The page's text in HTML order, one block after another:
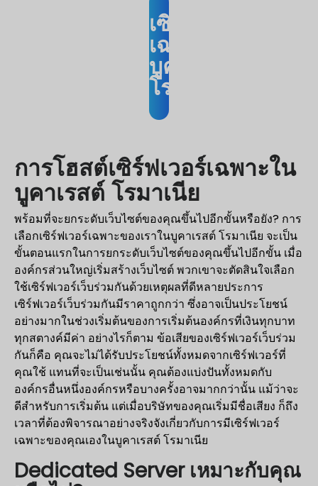
เซิร์ฟเวอร์
เฉพาะ
บูคาเรสต์
โรมาเนีย
การโฮสต์เซิร์ฟเวอร์เฉพาะใน
บูคาเรสต์ โรมาเนีย
พร้อมที่จะยกระดับเว็บไซต์ของคุณขึ้นไปอีกขั้นหรือยัง? การ
เลือกเซิร์ฟเวอร์เฉพาะของเราในบูคาเรสต์ โรมาเนีย จะเป็น
ขั้นตอนแรกในการยกระดับเว็บไซต์ของคุณขึ้นไปอีกขั้น เมื่อ
องค์กรส่วนใหญ่เริ่มสร้างเว็บไซต์ พวกเขาจะตัดสินใจเลือก
ใช้เซิร์ฟเวอร์เว็บร่วมกันด้วยเหตุผลที่ดีหลายประการ
เซิร์ฟเวอร์เว็บร่วมกันมีราคาถูกกว่า ซึ่งอาจเป็นประโยชน์
อย่างมากในช่วงเริ่มต้นของการเริ่มต้นองค์กรที่เงินทุกบาท
ทุกสตางค์มีค่า อย่างไรก็ตาม ข้อเสียของเซิร์ฟเวอร์เว็บร่วม
กันก็คือ คุณจะไม่ได้รับประโยชน์ทั้งหมดจากเซิร์ฟเวอร์ที่
คุณใช้ แทนที่จะเป็นเช่นนั้น คุณต้องแบ่งปันทั้งหมดกับ
องค์กรอื่นหนึ่งองค์กรหรือบางครั้งอาจมากกว่านั้น แม้ว่าจะ
ดีสำหรับการเริ่มต้น แต่เมื่อบริษัทของคุณเริ่มมีชื่อเสียง ก็ถึง
เวลาที่ต้องพิจารณาอย่างจริงจังเกี่ยวกับการมีเซิร์ฟเวอร์
เฉพาะของคุณเองในบูคาเรสต์ โรมาเนีย
Dedicated Server เหมาะกับคุณ